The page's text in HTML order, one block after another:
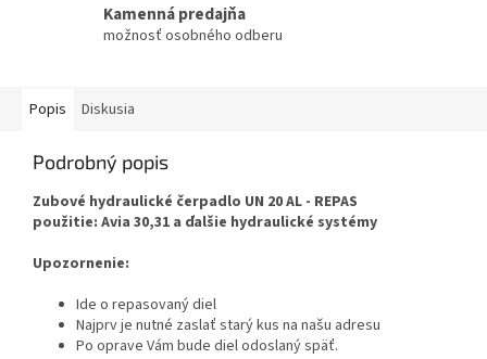
Kamenná predajňa
možnosť osobného odberu
Popis Diskusia
Podrobný popis
Zubové hydraulické čerpadlo UN 20 AL - REPAS
použitie: Avia 30,31 a ďalšie hydraulické systémy
Upozornenie:
Ide o repasovaný diel
Najprv je nutné zaslať starý kus na našu adresu
Po oprave Vám bude diel odoslaný späť.